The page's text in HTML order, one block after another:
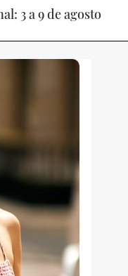
3 a 9 de agosto